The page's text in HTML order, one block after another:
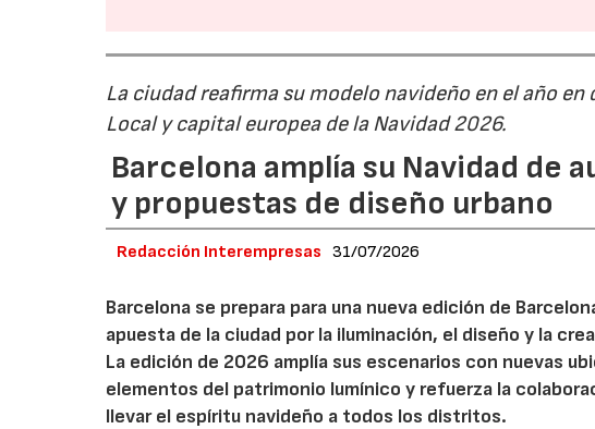
La ciudad reafirma su modelo navideño en el año
Local y capital europea de la Navidad 2026.
Barcelona amplía su Navidad de
y propuestas de diseño urbano
Redacción Interempresas 31/07/2026
Barcelona se prepara para una nueva edición de
apuesta de la ciudad por la iluminación, el diseño y la
La edición de 2026 amplía sus escenarios con nuevas
elementos del patrimonio lumínico y refuerza la
llevar el espíritu navideño a todos los distritos.